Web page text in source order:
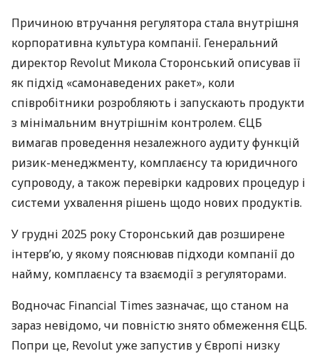
Причиною втручання регулятора стала внутрішня
корпоративна культура компанії. Генеральний
директор Revolut Микола Сторонський описував її
як підхід «самонаведених ракет», коли
співробітники розробляють і запускають продукти
з мінімальним внутрішнім контролем. ЄЦБ
вимагав проведення незалежного аудиту функцій
ризик-менеджменту, комплаєнсу та юридичного
супроводу, а також перевірки кадрових процедур і
системи ухвалення рішень щодо нових продуктів.
У грудні 2025 року Сторонський дав розширене
інтерв’ю, у якому пояснював підходи компанії до
найму, комплаєнсу та взаємодії з регуляторами.
Водночас Financial Times зазначає, що станом на
зараз невідомо, чи повністю знято обмеження ЄЦБ.
Попри це, Revolut уже запустив у Європі низку